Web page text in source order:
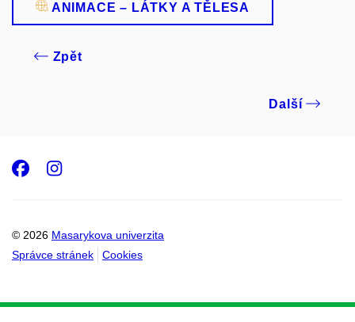
ANIMACE – LÁTKY A TĚLESA
Zpět
Další
© 2026 Masarykova univerzita
Správce stránek
Cookies
Facebook
Instagram